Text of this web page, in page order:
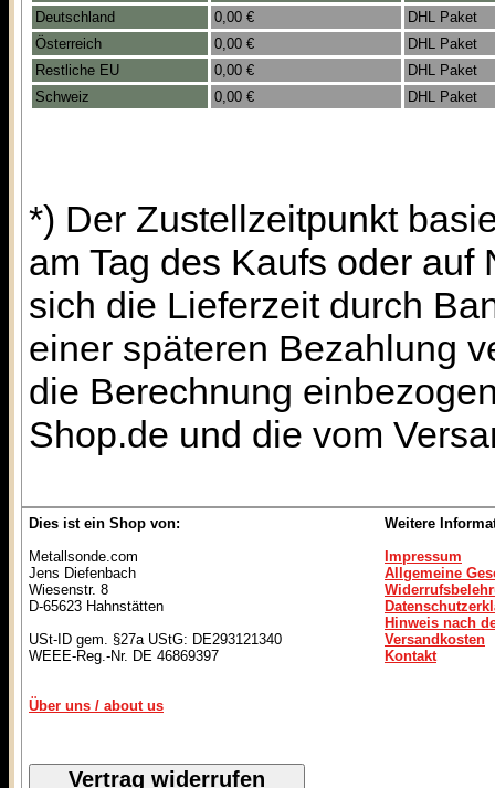
Deutschland
0,00 €
DHL Paket
Österreich
0,00 €
DHL Paket
Restliche EU
0,00 €
DHL Paket
Schweiz
0,00 € DHL Paket
*) Der Zustellzeitpunkt
am Tag des Kaufs oder
sich die Lieferzeit durch
einer späteren Bezahlung
die Berechnung
Shop.de und die vom
Dies ist ein Shop von:
Metallsonde.com
Jens Diefenbach
Wiesenstr. 8
D-65623 Hahnstätten
USt-ID gem. §27a UStG: DE293121340
WEEE-Reg.-Nr. DE 46869397
Über uns / about us
Weitere
Impressum
Allgemeine
Hinweis nach
Versandkosten
Kontakt